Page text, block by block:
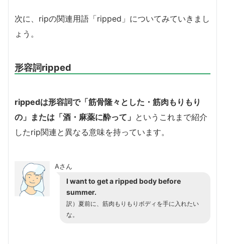
次に、ripの関連用語「ripped」についてみていきまし
ょう。
形容詞ripped
rippedは形容詞で「筋骨隆々とした・筋肉もりもり
の」または「酒・麻薬に酔って」 というこれまで紹介
したrip関連と異なる意味を持っています。
Aさん
I want to get a ripped body before
summer.
訳）夏前に、筋肉もりもりボディを手に入れたい
な。